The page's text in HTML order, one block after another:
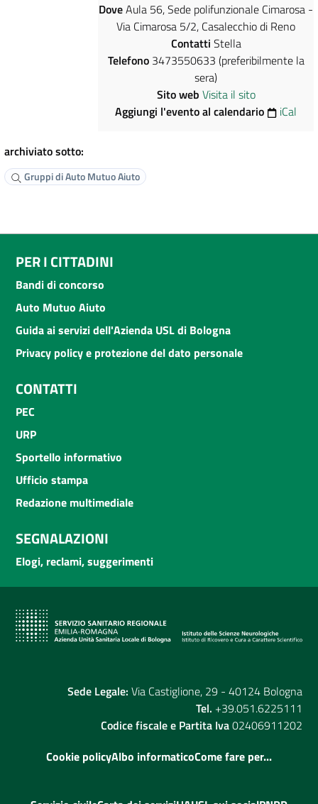
DoveAula 56, Sede polifunzionale Cimarosa -
Via Cimarosa 5/2, Casalecchio di Reno
Contatti Stella
Telefono 3473550633 (preferibilmente la
sera)
Sito web Visita il sito
Aggiungi l'evento al calendario
iCal
archiviato sotto:
Gruppi di Auto Mutuo Aiuto
PER I CITTADINI
Bandi di concorso
Auto Mutuo Aiuto
Guida ai servizi dell'Azienda USL di Bologna
Privacy policy e protezione del dato personale
CONTATTI
PEC
URP
Sportello informativo
Ufficio stampa
Redazione multimediale
SEGNALAZIONI
Elogi, reclami, suggerimenti
Sede Legale: Via Castiglione, 29 - 40124 Bologna
Tel. +39.051.6225111
Codice fiscale e Partita Iva02406911202
Cookie policyAlbo informaticoCome fare per...